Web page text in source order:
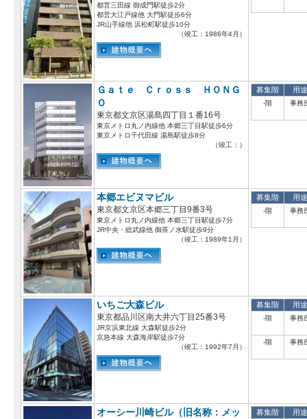
都営三田線 御成門駅徒歩2分
都営大江戸線他 大門駅徒歩6分
JR山手線他 浜松町駅徒歩10分
（竣工：1986年4月）
Ｇａｔｅ Ｃｒｏｓｓ ＨＯＮＧ
Ｏ
東京都文京区湯島四丁目１番16号
東京メトロ丸ノ内線他 本郷三丁目駅徒歩6分
東京メトロ千代田線 湯島駅徒歩8分
（竣工：）
募集階 用
-階 事務
本郷エビヌマビル
東京都文京区本郷三丁目9番3号
東京メトロ丸ノ内線他 本郷三丁目駅徒歩7分
JR中央・総武線他 御茶ノ水駅徒歩9分
（竣工：1989年1月）
募集階 用
-階 事務
いちご大森ビル
東京都品川区南大井六丁目25番3号
JR京浜東北線 大森駅徒歩2分
京急本線 大森海岸駅徒歩7分
（竣工：1992年7月）
募集階 用
-階 事務
-階 事務
オーシー川崎ビル（旧名称：メッ
募集階 用